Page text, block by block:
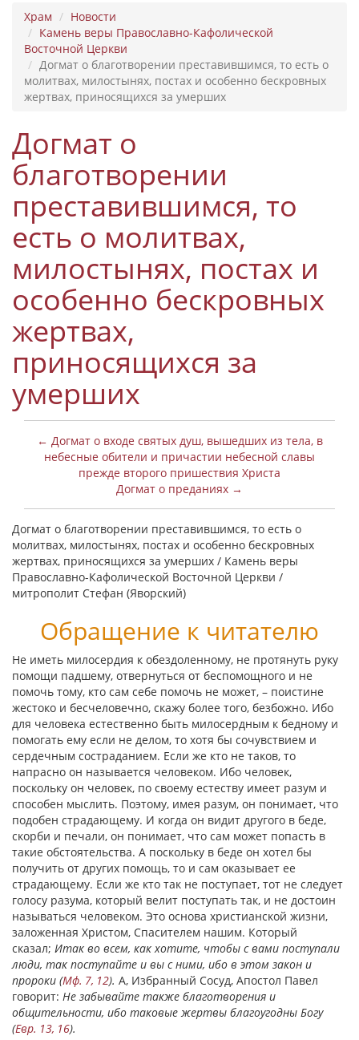
Храм
Новости
Камень веры Православно-Кафолической
Восточной Церкви
Догмат о благотворении преставившимся, то есть о
молитвах, милостынях, постах и особенно бескровных
жертвах, приносящихся за умерших
Догмат о
благотворении
преставившимся, то
есть о молитвах,
милостынях, постах и
особенно бескровных
жертвах,
приносящихся за
умерших
← Догмат о входе святых душ, вышедших из тела, в
небесные обители и причастии небесной славы
прежде второго пришествия Христа
Догмат о преданиях →
Догмат о благотворении преставившимся, то есть о
молитвах, милостынях, постах и особенно бескровных
жертвах, приносящихся за умерших / Камень веры
Православно-Кафолической Восточной Церкви /
митрополит Стефан (Яворский)
Обращение к читателю
Не иметь милосердия к обездоленному, не протянуть руку
помощи падшему, отвернуться от беспомощного и не
помочь тому, кто сам себе помочь не может, – поистине
жестоко и бесчеловечно, скажу более того, безбожно. Ибо
для человека естественно быть милосердным к бедному и
помогать ему если не делом, то хотя бы сочувствием и
сердечным состраданием. Если же кто не таков, то
напрасно он называется человеком. Ибо человек,
поскольку он человек, по своему естеству имеет разум и
способен мыслить. Поэтому, имея разум, он понимает, что
подобен страдающему. И когда он видит другого в беде,
скорби и печали, он понимает, что сам может попасть в
такие обстоятельства. А поскольку в беде он хотел бы
получить от других помощь, то и сам оказывает ее
страдающему. Если же кто так не поступает, тот не следует
голосу разума, который велит поступать так, и не достоин
называться человеком. Это основа христианской жизни,
заложенная Христом, Спасителем нашим. Который
сказал; Итак во всем, как хотите, чтобы с вами поступали
люди, так поступайте и вы с ними, ибо в этом закон и
пророки (Мф. 7, 12). А, Избранный Сосуд, Апостол Павел
говорит: Не забывайте также благотворения и
общительности, ибо таковые жертвы благоугодны Богу
(Евр. 13, 16).